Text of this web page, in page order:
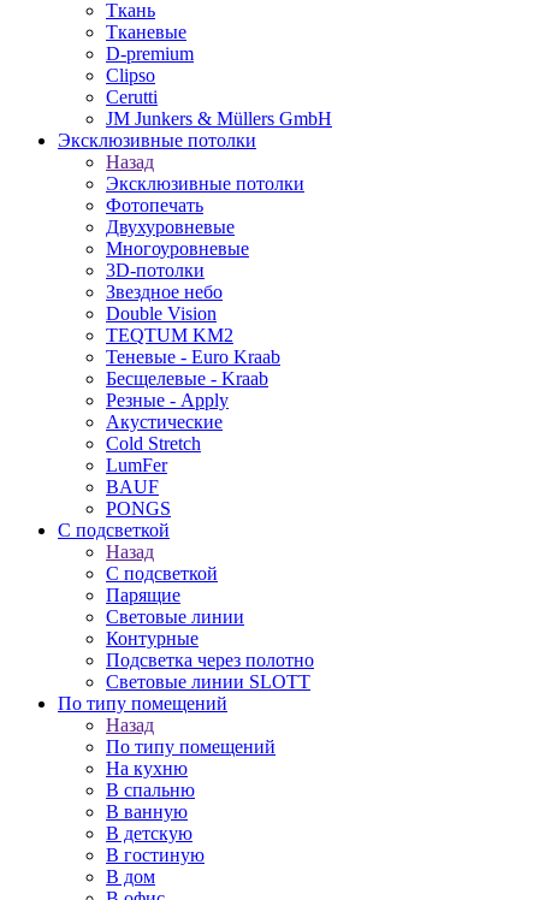
Ткань
Тканевые
D-premium
Clipso
Cerutti
JM Junkers & Müllers GmbH
Эксклюзивные потолки
Назад
Эксклюзивные потолки
Фотопечать
Двухуровневые
Многоуровневые
3D-потолки
Звездное небо
Double Vision
TEQTUM KM2
Теневые - Euro Kraab
Бесщелевые - Kraab
Резные - Apply
Акустические
Cold Stretch
LumFer
BAUF
PONGS
С подсветкой
Назад
С подсветкой
Парящие
Световые линии
Контурные
Подсветка через полотно
Световые линии SLOTT
По типу помещений
Назад
По типу помещений
На кухню
В спальню
В ванную
В детскую
В гостиную
В дом